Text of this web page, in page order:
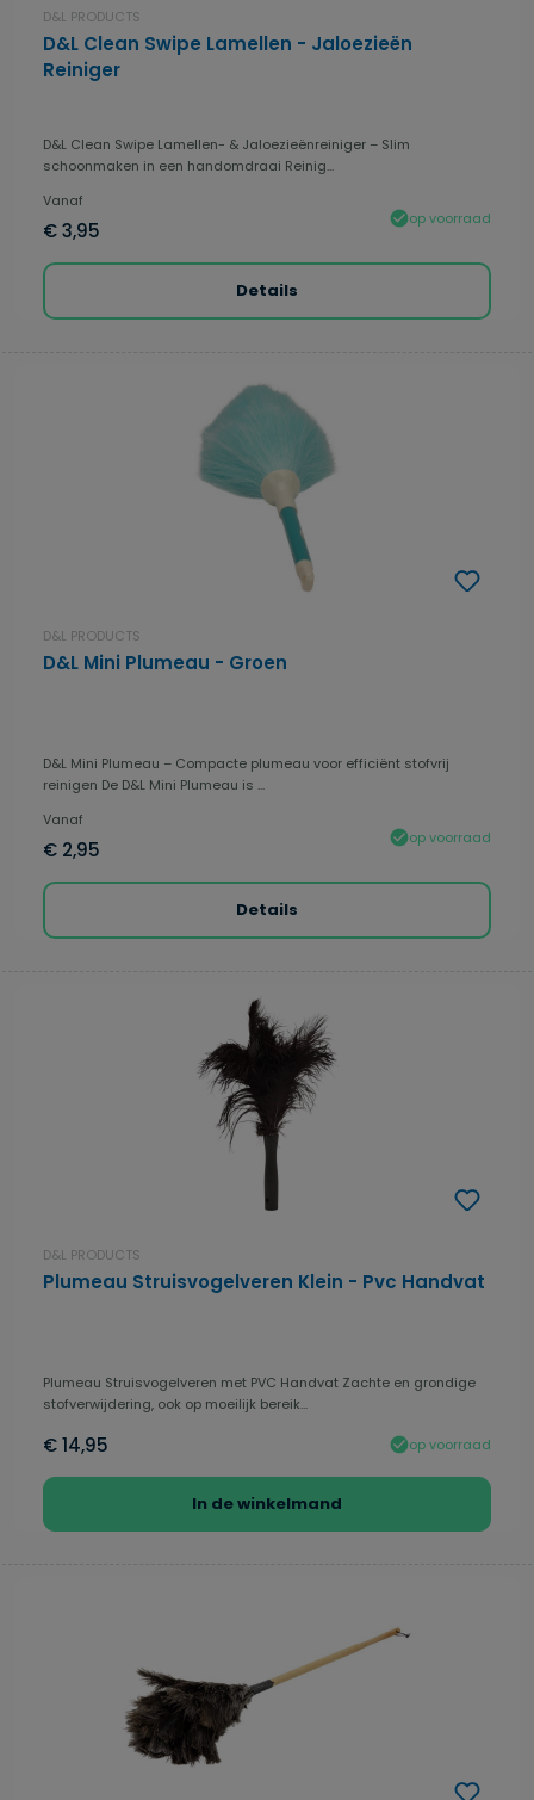
D&L PRODUCTS
D&L Clean Swipe Lamellen - Jaloezieën
Reiniger
D&L Clean Swipe Lamellen- & Jaloezieënreiniger – Slim
schoonmaken in een handomdraai Reinig...
Vanaf
€ 3,95
op voorraad
Details
D&L PRODUCTS
D&L Mini Plumeau - Groen
D&L Mini Plumeau – Compacte plumeau voor efficiënt stofvrij
reinigen De D&L Mini Plumeau is ...
Vanaf
€ 2,95
op voorraad
Details
D&L PRODUCTS
Plumeau Struisvogelveren Klein - Pvc Handvat
Plumeau Struisvogelveren met PVC Handvat Zachte en grondige
stofverwijdering, ook op moeilijk bereik...
€ 14,95 op voorraad
In de winkelmand